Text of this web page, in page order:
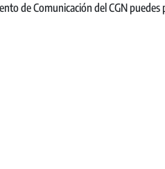
de Comunicación del CGN